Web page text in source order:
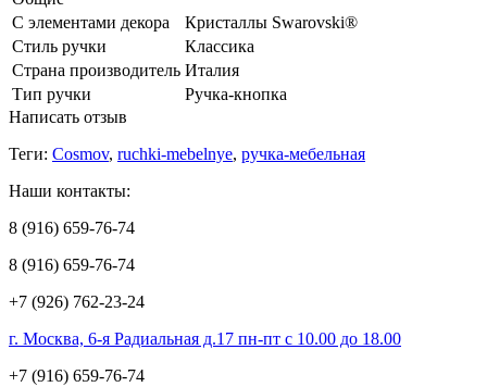
С элементами декора
Кристаллы Swarovski®
Стиль ручки
Классика
Страна производитель Италия
Тип ручки
Ручка-кнопка
Написать отзыв
Теги: Cosmov, ruchki-mebelnye, ручка-мебельная
Наши контакты:
8 (916) 659-76-74
8 (916) 659-76-74
+7 (926) 762-23-24
г. Москва, 6-я Радиальная д.17 пн-пт с 10.00 до 18.00
+7 (916) 659-76-74